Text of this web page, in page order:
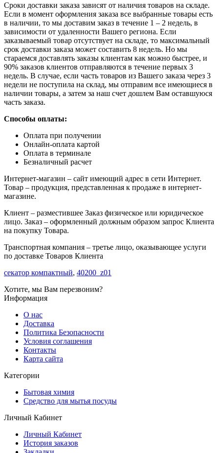
Сроки доставки заказа зависят от наличия товаров на складе.
Если в момент оформления заказа все выбранные товары есть
в наличии, то мы доставим заказ в течение 1 – 2 недель, в
зависимости от удаленности Вашего региона. Если
заказываемый товар отсутствует на складе, то максимальный
срок доставки заказа может составить 8 недель. Но мы
стараемся доставлять заказы клиентам как можно быстрее, и
90% заказов клиентов отправляются в течение первых 3
недель. В случае, если часть товаров из Вашего заказа через 3
недели не поступила на склад, мы отправим все имеющиеся в
наличии товары, а затем за наш счет дошлем Вам оставшуюся
часть заказа.
Способы оплаты:
Оплата при получении
Онлайн-оплата картой
Оплата в терминале
Безналичный расчет
Интернет-магазин – сайт имеющий адрес в сети Интернет.
Товар – продукция, представленная к продаже в интернет-
магазине.
Клиент – разместившее Заказ физическое или юридическое
лицо. Заказ – оформленный должным образом запрос Клиента
на покупку Товара.
Транспортная компания – третье лицо, оказывающее услуги
по доставке Товаров Клиента
секатор компактный, 40200_z01
Хотите, мы Вам перезвоним?
Информация
О нас
Доставка
Политика Безопасности
Условия соглашения
Контакты
Карта сайта
Категории
Бытовая химия
Средство для мытья посуды
Личный Кабинет
Личный Кабинет
История заказов